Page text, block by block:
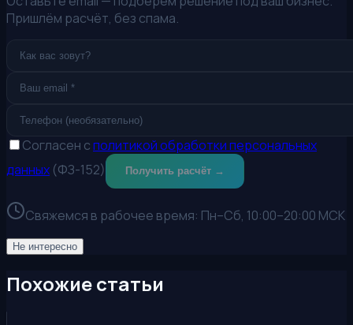
Пришлём расчёт, без спама.
Согласен сполитикой обработки персональных
данных (ФЗ-152) Получить расчёт →
Свяжемся в рабочее время: Пн–Сб, 10:00–20:00 МСК
Не интересно
Похожие статьи